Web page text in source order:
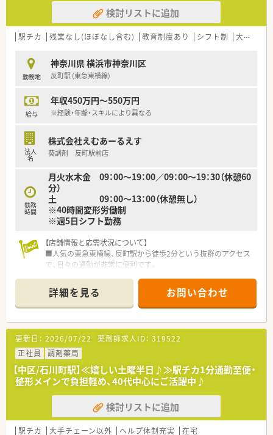
検討リストに追加
駅チカ 残業なし(ほぼなし含む) 教育制度あり シフト制 大手チェーン以外
勤務地
神奈川県 横浜市神奈川区
反町駅 (東急東横線)
給与
年収450万円～550万円
※経験・年齢・スキルにより異なる
法人
名
株式会社えむあーるえす
葵調剤 反町駅前店
勤務
時間
月火水木金 09：00～19：00／09：00～19：30（休憩60
分）
土 09：00～13：00（休憩無し）
※40時間変形労働制
※週5日シフト勤務
【店舗情報と応需状況について】
■人気の東急東横線、反町駅から徒歩2分という抜群のアクセス
で、日々の通勤が非常に便利です。
が45%とバランス良く応需しています。
■薬剤師は常時3～4名体制を確保しており、一人に業務が集中
することなく協力して働ける環境です。
【募集背景と求める人物像について】
■今回は今後の体制強化を見据えた欠員補充となり、即戦力とし
てご活躍いただける方を募集しています。
■薬局をサービス業と捉え、患者様へ丁寧な対応ができるホスピ
タリティをお持ちの方を求めています。
■周囲のスタッフとの協調性を大切にし、チームの一員として円
滑なコミュニケーションが取れる方です。
【法人特徴について】
■神奈川県の横浜市周辺に店舗を限定して展開しており、地域に
詳細を見る お問い合わせ
更新日： 2026/07/22 薬剤師求人ID： 319522
正社員
調剤薬局
【中区/石川町駅】≪嬉しい土曜半日♪≫駅チカ1分通勤至便・
整形メインで負担軽め、40代中心にご活躍中♪
検討リストに追加
駅チカ 大手チェーン以外 ヘルプ体制充実 在宅